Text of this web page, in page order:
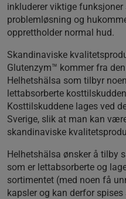
inkluderer viktige
problemløsning og
opprettholder normal hud.
Skandinaviske
Glutenzym™ kommer fra
Helhetshälsa som tilbyr
lettabsorberte
Kosttilskuddene lages ved
Sverige, slik at man kan
skandinaviske
Helhetshälsa ønsker å tilby
som er lettabsorberte og
sortimentet (med noen få
kapsler og kan derfor spises